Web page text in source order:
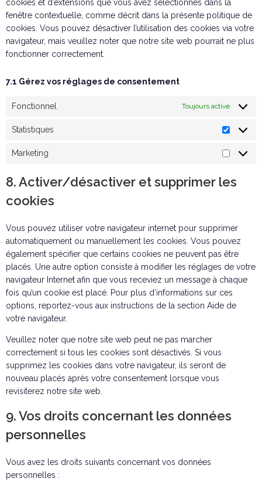
cookies et d’extensions que vous avez sélectionnés dans la
fenêtre contextuelle, comme décrit dans la présente politique de
cookies. Vous pouvez désactiver l’utilisation des cookies via votre
navigateur, mais veuillez noter que notre site web pourrait ne plus
fonctionner correctement.
7.1 Gérez vos réglages de consentement
Fonctionnel Toujours activé
Statistiques
Marketing
8. Activer/désactiver et supprimer les
cookies
Vous pouvez utiliser votre navigateur internet pour supprimer
automatiquement ou manuellement les cookies. Vous pouvez
également spécifier que certains cookies ne peuvent pas être
placés. Une autre option consiste à modifier les réglages de votre
navigateur Internet afin que vous receviez un message à chaque
fois qu’un cookie est placé. Pour plus d’informations sur ces
options, reportez-vous aux instructions de la section Aide de
votre navigateur.
Veuillez noter que notre site web peut ne pas marcher
correctement si tous les cookies sont désactivés. Si vous
supprimez les cookies dans votre navigateur, ils seront de
nouveau placés après votre consentement lorsque vous
revisiterez notre site web.
9. Vos droits concernant les données
personnelles
Vous avez les droits suivants concernant vos données
personnelles :